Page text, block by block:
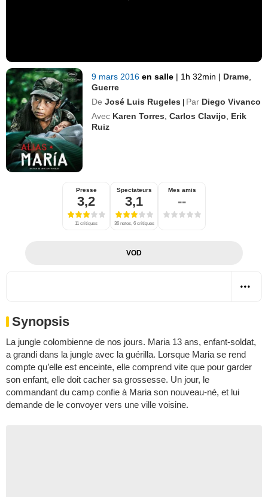
9 mars 2016en salle | 1h 32min | Drame
Guerre
De José Luis Rugeles | Par Diego Vivanco
Avec Karen Torres ,Carlos Clavijo
Erik
Ruiz
Presse
3,2
11 critiques
Spectateurs
3,1
36 notes, 6 critiques
Mes amis
--
VOD
Synopsis
La jungle colombienne de nos jours. Maria 13 ans, enfant-soldat,
a grandi dans la jungle avec la guérilla. Lorsque Maria se rend
compte qu’elle est enceinte, elle comprend vite que pour garder
son enfant, elle doit cacher sa grossesse. Un jour, le
commandant du camp confie à Maria son nouveau-né, et lui
demande de le convoyer vers une ville voisine.